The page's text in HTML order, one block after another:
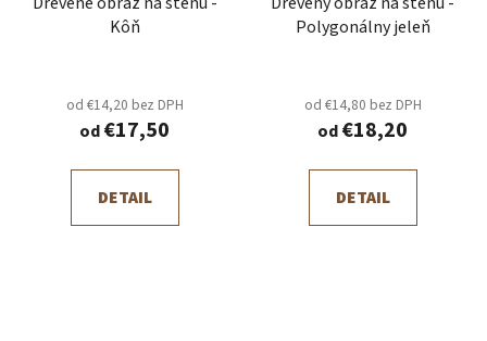
Kôň
od €14,20 bez DPH
od€17,50
DETAIL
Polygonálny jeleň
od €14,80 bez DPH
od€18,20
DETAIL